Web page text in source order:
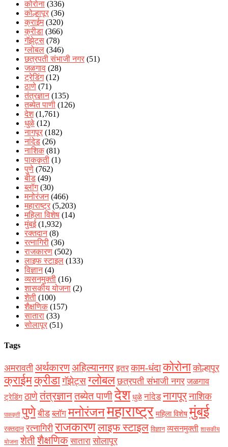
कोरोना (336)
कोल्हापूर (36)
क्राईम(320)
क्रीडा (366)
गॅझेट्स (78)
ग्लोबल (346)
छत्रपती संभाजी नगर (51)
जळगाव (28)
ट्रेडिंग(12)
ठाणे (71)
तंत्रज्ञान(135)
तब्येत पाणी (126)
देश(1,761)
धुळे (12)
नागपूर (182)
नांदेड (26)
नाशिक (81)
पाककृती (1)
पुणे (762)
बीड (49)
ब्लॉग(30)
मनोरंजन(466)
महाराष्ट्र (5,203)
महिला विशेष (14)
मुंबई(1,932)
रक्‍तदान(8)
रत्नागिरी (36)
राजकारण (502)
लाइफ स्टाइल (133)
विज्ञान(4)
व्यसनमुक्ती (16)
शासकीय योजना (2)
शेती (100)
शैक्षणिक (157)
सातारा (33)
सोलापूर (51)
Tags
अमरावती अर्थकारणअहिल्यानगर इतर काम-धंदाकोरोना कोल्हापूर
क्राईमक्रीडागॅझेट्सग्लोबल छत्रपती संभाजी नगर जळगाव
ट्रेडिंग ठाणेतंत्रज्ञानतब्येत पाणीदेश धुळे नांदेड नागपूरनाशिक
पाककृती पुणे बीड ब्लॉग मनोरंजनमहाराष्ट्र महिला विशेष मुंबई
रक्‍तदान रत्नागिरी राजकारणलाइफ स्टाइल विज्ञान व्यसनमुक्ती शासकीय
योजना शेतीशैक्षणिक सातारा सोलापूर